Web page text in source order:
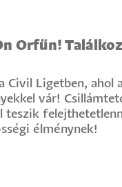
Orfűn!
Civil Ligetben, ahol
vár!
teszik
élménynek!